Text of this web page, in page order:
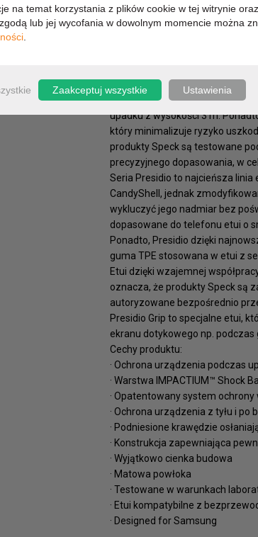
OPIS PARAMETRY
Do stworzenia Presidio Grip dla
IMPACTIUM™ Shock Barrier,
dzięki dwóm warstwom:
absorbującej wstrząsy.
W ten sposób etui skutecznie
upadku z wysokości 3 m.
który minimalizuje ryzyko
produkty Speck są testowane
precyzyjnego dopasowania, w
Seria Presidio to najcieńsza
CandyShell, jednak
wykluczyć jego nadmiar bez
dopasowane do telefonu etui o
Ponadto, Presidio dzięki
guma TPE stosowana w etui z
Etui dzięki wzajemnej
oznacza, że produkty Speck są
autoryzowane bezpośrednio
Presidio Grip to specjalne etui,
ekranu dotykowego np. podczas
Cechy produktu:
· Ochrona urządzenia podczas
· Warstwa IMPACTIUM™ Shock
· Opatentowany system
· Ochrona urządzenia z tyłu i
· Podniesione krawędzie
· Konstrukcja zapewniająca
· Wyjątkowo cienka budowa
· Matowa powłoka
· Testowane w warunkach
· Etui kompatybilne z
· Designed for Samsung
na temat korzystania z plików cookie w tej witrynie oraz
lub jej wycofania w dowolnym momencie można
Zaakceptuj wszystkie Ustawienia